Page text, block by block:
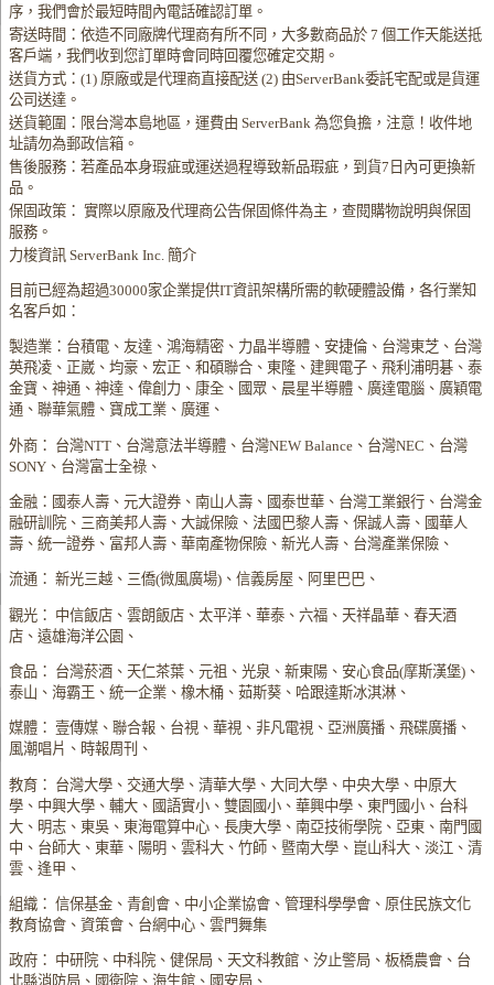
序，我們會於最短時間內電話確認訂單。
寄送時間：依造不同廠牌代理商有所不同，大多數商品於 7 個工作天能送抵
客戶端，我們收到您訂單時會同時回覆您確定交期。
送貨方式：(1) 原廠或是代理商直接配送 (2) 由ServerBank委託宅配或是貨運
公司送達。
送貨範圍：限台灣本島地區，運費由 ServerBank 為您負擔，注意！收件地
址請勿為郵政信箱。
售後服務：若產品本身瑕疵或運送過程導致新品瑕疵，到貨7日內可更換新
品。
保固政策： 實際以原廠及代理商公告保固條件為主，查閱購物說明與保固
服務。
力梭資訊 ServerBank Inc. 簡介
目前已經為超過30000家企業提供IT資訊架構所需的軟硬體設備，各行業知
名客戶如：
製造業：台積電、友達、鴻海精密、力晶半導體、安捷倫、台灣東芝、台灣
英飛凌、正崴、均豪、宏正、和碩聯合、東隆、建興電子、飛利浦明碁、泰
金寶、神通、神達、偉創力、康全、國眾、晨星半導體、廣達電腦、廣穎電
通、聯華氣體、寶成工業、廣運、
外商： 台灣NTT、台灣意法半導體、台灣NEW Balance、台灣NEC、台灣
SONY、台灣富士全祿、
金融：國泰人壽、元大證券、南山人壽、國泰世華、台灣工業銀行、台灣金
融研訓院、三商美邦人壽、大誠保險、法國巴黎人壽、保誠人壽、國華人
壽、統一證券、富邦人壽、華南產物保險、新光人壽、台灣產業保險、
流通： 新光三越、三僑(微風廣場)、信義房屋、阿里巴巴、
觀光： 中信飯店、雲朗飯店、太平洋、華泰、六福、天祥晶華、春天酒
店、遠雄海洋公園、
食品： 台灣菸酒、天仁茶葉、元祖、光泉、新東陽、安心食品(摩斯漢堡)、
泰山、海霸王、統一企業、橡木桶、茹斯葵、哈跟達斯冰淇淋、
媒體： 壹傳媒、聯合報、台視、華視、非凡電視、亞洲廣播、飛碟廣播、
風潮唱片、時報周刊、
教育： 台灣大學、交通大學、清華大學、大同大學、中央大學、中原大
學、中興大學、輔大、國語實小、雙園國小、華興中學、東門國小、台科
大、明志、東吳、東海電算中心、長庚大學、南亞技術學院、亞東、南門國
中、台師大、東華、陽明、雲科大、竹師、暨南大學、崑山科大、淡江、清
雲、逢甲、
組織： 信保基金、青創會、中小企業協會、管理科學學會、原住民族文化
教育協會、資策會、台網中心、雲門舞集
政府： 中研院、中科院、健保局、天文科教館、汐止警局、板橋農會、台
北縣消防局、國衛院、海生館、國安局、